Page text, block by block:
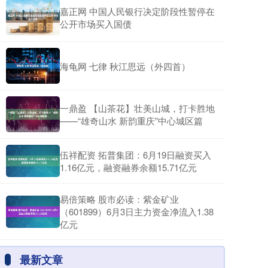
嘉正网 中国人民银行决定阶段性暂停在
公开市场买入国债
海龟网 七律 秋江思远（外四首）
一鼎盈 【山茶花】壮美山城，打卡胜地
——“雄奇山水 新韵重庆”中心城区篇
伍祥配资 拓普集团：6月19日融资买入
1.16亿元，融资融券余额15.71亿元
易倍策略 股市必读：紫金矿业
（601899）6月3日主力资金净流入1.38
亿元
最新文章